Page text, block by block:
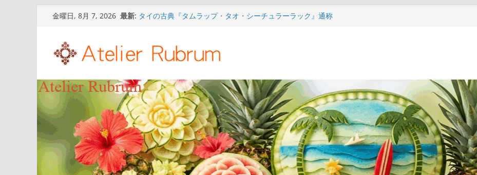
へ
キ
プ
金曜日, 8月 7, 2026 最新: タイの古典『タムラップ・タオ・シーチュラーラック』通称
『ナーング・ノッパマートの書』について⑤
タイの古典『タムラップ・タオ・シーチュラーラック』通称
『ナーング・ノッパマートの書』について③
タイの古典『タムラップ・タオ・シーチュラーラック』通称
『ナーング・ノッパマートの書』について②